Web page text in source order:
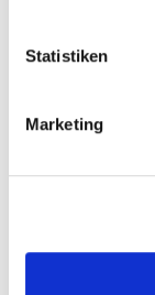
Statistiken
Marketing